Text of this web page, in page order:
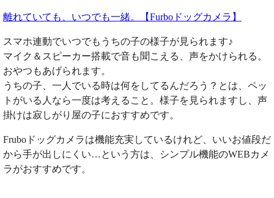
離れていても、いつでも一緒。【Furboドッグカメラ】
スマホ連動でいつでもうちの子の様子が見られます♪
マイク＆スピーカー搭載で音も聞こえる、声をかけられる。
おやつもあげられます。
うちの子、一人でいる時は何をしてるんだろう？とは、ペッ
トがいる人なら一度は考えること。様子を見られますし、声
掛けは寂しがり屋の子におすすめです。
Fruboドッグカメラは機能充実しているけれど、いいお値段だ
から手が出しにくい…という方は、シンプル機能のWEBカメ
ラがおすすめです。